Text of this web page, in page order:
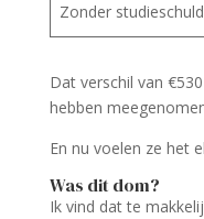
Zonder
Dat verschil van
hebben
En nu voelen ze het
Was dit dom?
Ik vind dat te